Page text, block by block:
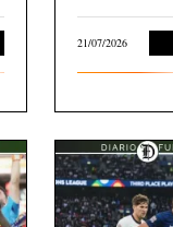
21/07/2026